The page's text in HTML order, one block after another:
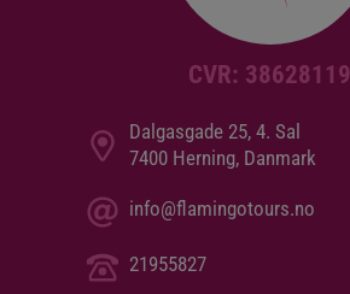
CVR: 38628119
Dalgasgade 25, 4. Sal
7400 Herning, Danmark
info@flamingotours.no
21955827